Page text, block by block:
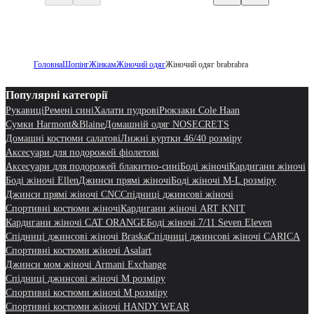
ГоловнаШопінгЖінкамЖіночий одягЖіночий одяг brabrabra
Популярні категорії
РукавиціРемені синіХалати пудровіРюкзаки Cole Haan
Сумки Harmont&BlaineДомашній одяг NOSECRETS
Домашні костюми салатовіЛижні куртки 46/40 розміру
Аксесуари для подорожей фіолетові
Аксесуари для подорожей блакитно-синіБоді жіночіКардигани жіночі
Боді жіночі EllenДжинси прямі жіночіБоді жіночі M-L розміру
Джинси прямі жіночі CNCСпідниці джинсові жіночі
Спортивні костюми жіночіКардигани жіночі ART KNIT
Кардигани жіночі CAT ORANGEБоді жіночі 7/11 Seven Eleven
Спідниці джинсові жіночі BraskaСпідниці джинсові жіночі CARICA
Спортивні костюми жіночі Asalart
Джинси мом жіночі Armani Exchange
Спідниці джинсові жіночі M розміру
Спортивні костюми жіночі M розміру
Спортивні костюми жіночі HANDY WEAR